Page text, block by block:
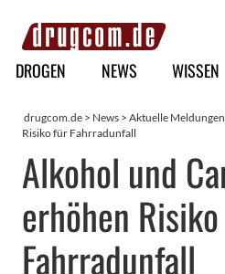
Hauptmenü
DROGEN NEWS WISSEN
drugcom.de > News > Aktuelle Meldungen
Risiko für Fahrradunfall
Alkohol und
erhöhen
Fahrradunfall